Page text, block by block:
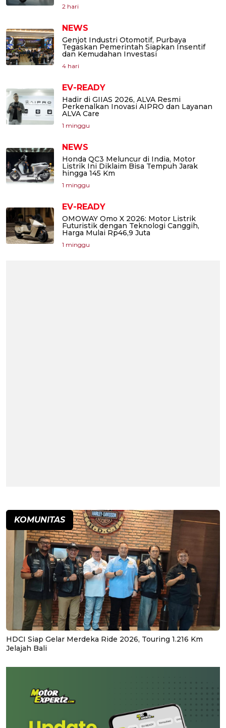
2 hari
NEWS
Genjot Industri Otomotif, Purbaya
Tegaskan Pemerintah Siapkan Insentif
dan Kemudahan Investasi
4 hari
EV-READY
Hadir di GIIAS 2026, ALVA Resmi
Perkenalkan Inovasi AIPRO dan Layanan
ALVA Care
1 minggu
NEWS
Honda QC3 Meluncur di India, Motor
Listrik Ini Diklaim Bisa Tempuh Jarak
hingga 145 Km
1 minggu
EV-READY
OMOWAY Omo X 2026: Motor Listrik
Futuristik dengan Teknologi Canggih,
Harga Mulai Rp46,9 Juta
1 minggu
KOMUNITAS
HDCI Siap Gelar Merdeka Ride 2026, Touring 1.216 Km
Jelajah Bali